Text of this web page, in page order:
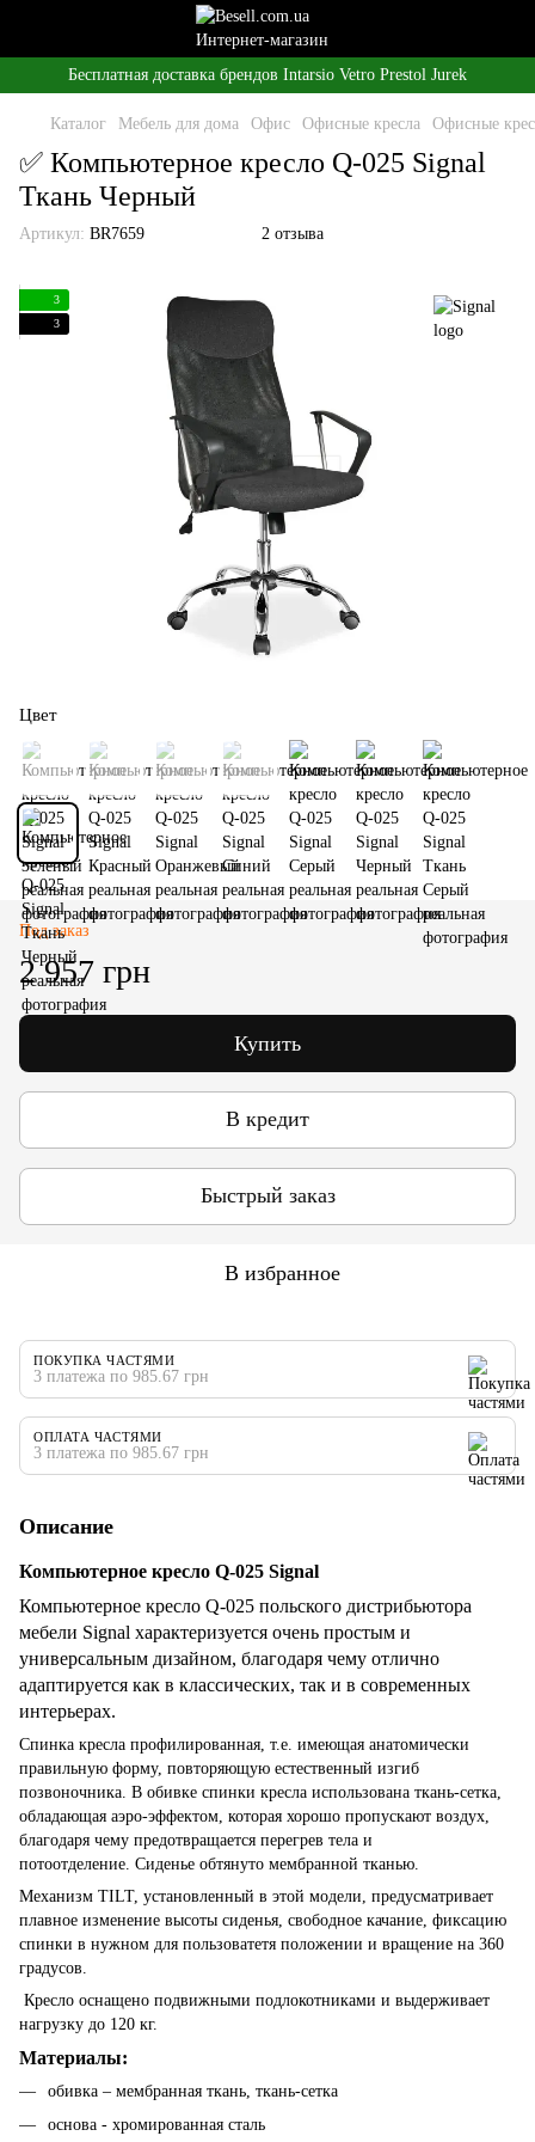
Бесплатная доставка брендов Intarsio Vetro Prestol Jurek
Каталог Мебель для дома Офис Офисные кресла Офисные
✅ Компьютерное кресло Q-025 Signal
Ткань Черный
Артикул: BR7659 2 отзыва
3
3
Цвет
Под заказ
2 957 грн
Купить
В кредит
Быстрый заказ
В избранное
ПОКУПКА ЧАСТЯМИ
3 платежа по 985.67 грн
ОПЛАТА ЧАСТЯМИ
3 платежа по 985.67 грн
Описание
Компьютерное кресло Q-025 Signal
Компьютерное кресло Q-025 польского дистрибьютора
мебели Signal характеризуется очень простым и
универсальным дизайном, благодаря чему отлично
адаптируется как в классических, так и в современных
интерьерах.
Спинка кресла профилированная, т.е. имеющая анатомически
правильную форму, повторяющую естественный изгиб
позвоночника. В обивке спинки кресла использована ткань-сетка,
обладающая аэро-эффектом, которая хорошо пропускают воздух,
благодаря чему предотвращается перегрев тела и
потоотделение. Сиденье обтянуто мембранной тканью.
Механизм TILT, установленный в этой модели, предусматривает
плавное изменение высоты сиденья, свободное качание, фиксацию
спинки в нужном для пользоватетя положении и вращение на 360
градусов.
Кресло оснащено подвижными подлокотниками и выдерживает
нагрузку до 120 кг.
Материалы:
обивка – мембранная ткань, ткань-сетка
основа - хромированная сталь